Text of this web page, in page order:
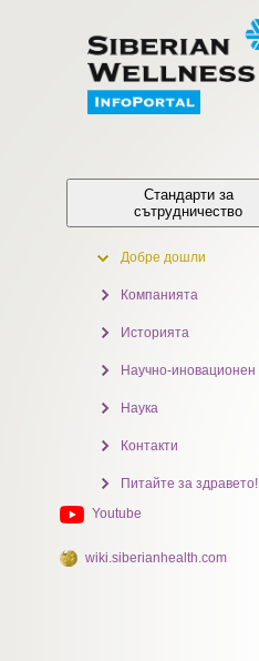
Стандарти за
сътрудничество
Добре дошли
Компанията
Историята
Научно-
Наука
Контакти
Питайте за здравето!
Youtube
wiki.siberianhealth.com